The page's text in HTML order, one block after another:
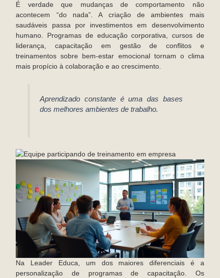
É verdade que mudanças de comportamento não
acontecem “do nada”. A criação de ambientes mais
saudáveis passa por investimentos em desenvolvimento
humano. Programas de educação corporativa, cursos de
liderança, capacitação em gestão de conflitos e
treinamentos sobre bem-estar emocional tornam o clima
mais propício à colaboração e ao crescimento.
Aprendizado constante é uma das bases
dos melhores ambientes de trabalho.
Na Leader Educa, um dos maiores diferenciais é a
personalização de programas de capacitação. Os